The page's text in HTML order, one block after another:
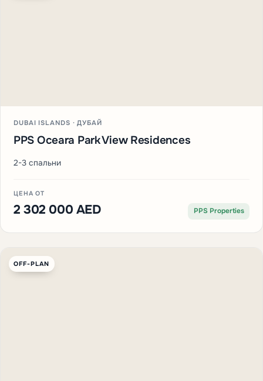
DUBAI ISLANDS · ДУБАЙ
PPS Oceara Park View Residences
2-3 спальни
ЦЕНА ОТ
2 302 000 AED PPS Properties
OFF-PLAN